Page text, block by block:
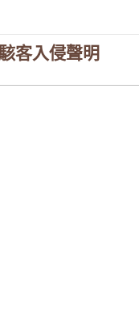
客入侵聲明